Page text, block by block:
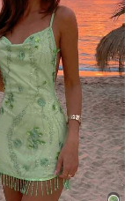
6
.00
SHEIN BAE